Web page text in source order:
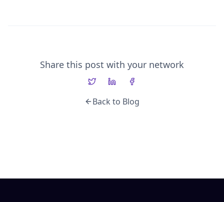
Share this post with your network
Back to Blog